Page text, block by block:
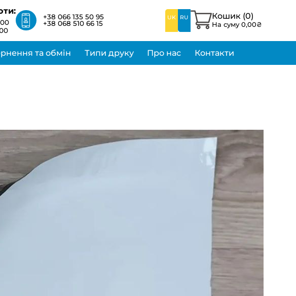
+38 066 135 50 95
+38 068 510 66 15
UK RU Кошик (0)
На суму0,00₴
та обмін Типи друку Про нас Контакти